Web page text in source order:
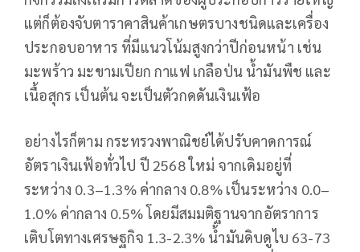
แต่ก็ต้องจับตาราคาสินค้าเกษตรบางชนิดและเครื่อง
ประกอบอาหาร ที่มีแนวโน้มสูงกว่าปีก่อนหน้า เช่น
มะพร้าว มะขามเปียก กาแฟ เกลือป่น น้ำมันพืช และ
เนื้อสุกร เป็นต้น จะเป็นตัวกดดันเงินเฟ้อ
อย่างไรก็ตาม กระทรวงพาณิชย์ได้ปรับคาดการณ์
อัตราเงินเฟ้อทั่วไป ปี 2568 ใหม่ จากเดิมอยู่ที่
ระหว่าง 0.3–1.3% ค่ากลาง 0.8% เป็นระหว่าง 0.0–
1.0% ค่ากลาง 0.5% โดยมีสมมติฐานจากอัตราการ
เติบโตทางเศรษฐกิจ 1.3-2.3% น้ำมันดิบดูไบ 63-73